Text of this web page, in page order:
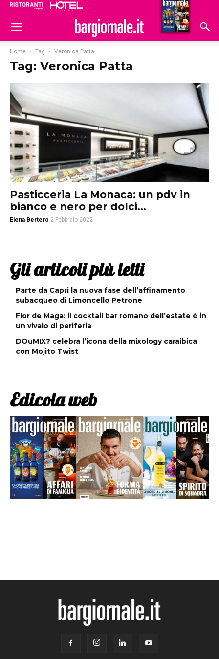
Hoteldomani
Home Tag Veronica Patta
Tag: Veronica Patta
Pasticceria La Monaca: un pdv in
bianco e nero per dolci...
Elena Bertero 2 Febbraio 2022
Gli articoli più letti
Parte da Capri la nuova fase dell’affinamento
subacqueo di Limoncello Petrone
Flor de Maga: il cocktail bar romano dell’estate è in
un vivaio di periferia
DOuMIX? celebra l’icona della mixology caraibica
con Mojito Twist
Edicola web